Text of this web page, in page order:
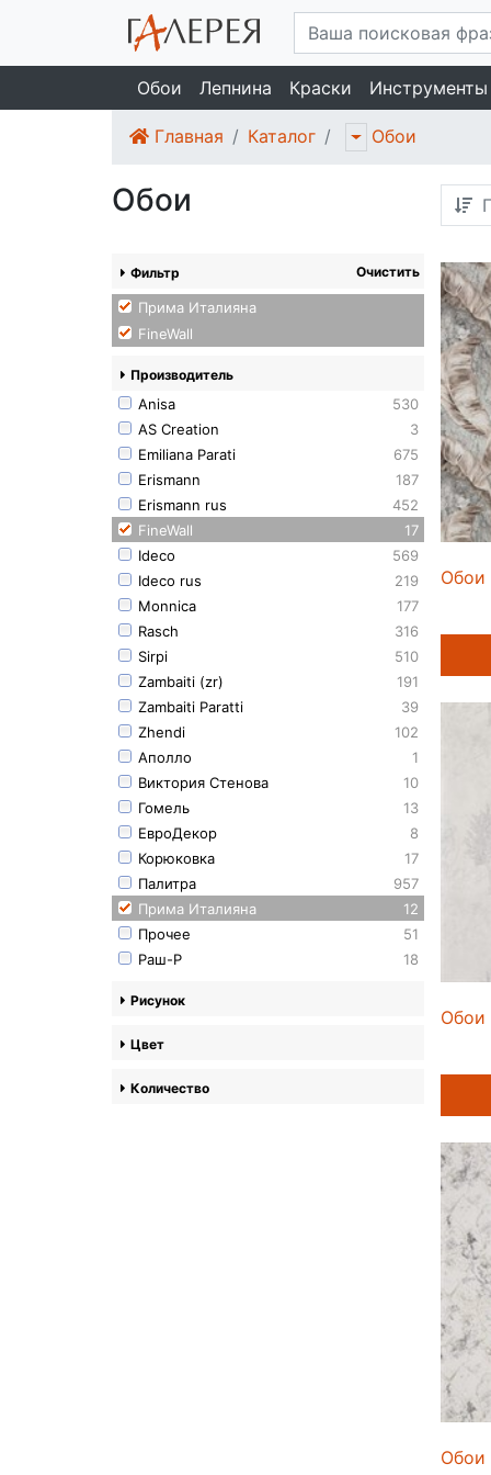
Обои Лепнина Краски Инструменты
Главная Каталог Обои
Обои
Фильтр Очистить
Прима Италияна
FineWall
Производитель
Anisa
530
AS Creation
3
Emiliana Parati
675
Erismann
187
Erismann rus
452
FineWall
17
Ideco
569
Ideco rus
219
Monnica
177
Rasch
316
Sirpi
510
Zambaiti (zr)
191
Zambaiti Paratti
39
Zhendi
102
Аполло
1
Виктория Стенова
10
Гомель
13
ЕвроДекор
8
Корюковка
17
Палитра
957
Прима Италияна
12
Прочее
51
Раш-Р
18
Рисунок
Цвет
Количество
Обои
Обои
Обои